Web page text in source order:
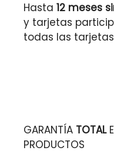
Hasta 12 meses
y tarjetas
todas las
GARANTÍA TOTAL
PRODUCTOS